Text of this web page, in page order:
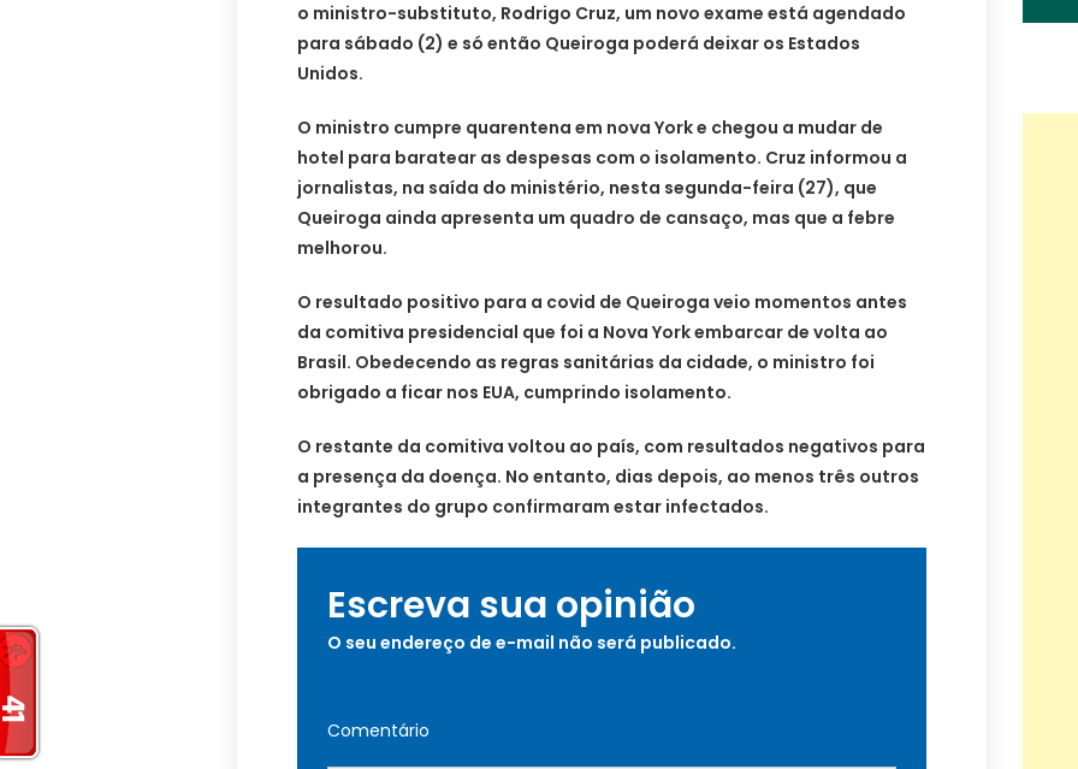
o ministro-substituto, Rodrigo Cruz, um novo exame está agendado
para sábado (2) e só então Queiroga poderá deixar os Estados
Unidos.
O ministro cumpre quarentena em nova York e chegou a mudar de
hotel para baratear as despesas com o isolamento. Cruz informou a
jornalistas, na saída do ministério, nesta segunda-feira (27), que
Queiroga ainda apresenta um quadro de cansaço, mas que a febre
melhorou.
O resultado positivo para a covid de Queiroga veio momentos antes
da comitiva presidencial que foi a Nova York embarcar de volta ao
Brasil. Obedecendo as regras sanitárias da cidade, o ministro foi
obrigado a ficar nos EUA, cumprindo isolamento.
O restante da comitiva voltou ao país, com resultados negativos para
a presença da doença. No entanto, dias depois, ao menos três outros
integrantes do grupo confirmaram estar infectados.
Escreva sua opinião
O seu endereço de e-mail não será publicado.
Comentário